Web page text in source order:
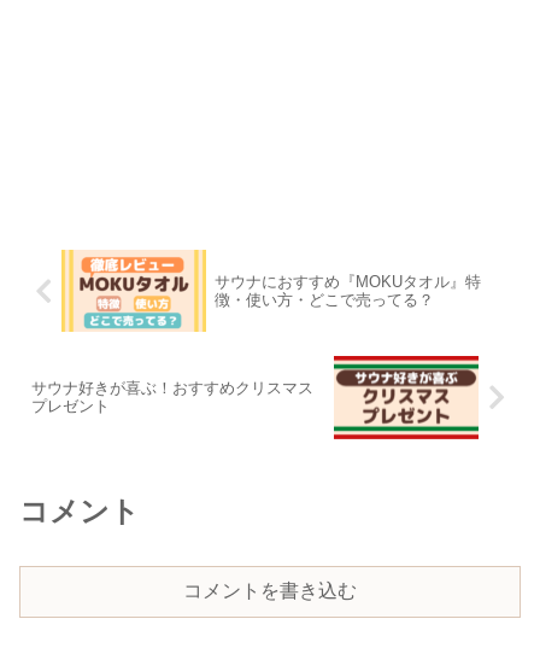
サウナにおすすめ『MOKUタオル』特
徴・使い方・どこで売ってる？
サウナ好きが喜ぶ！おすすめクリスマス
プレゼント
コメント
コメントを書き込む